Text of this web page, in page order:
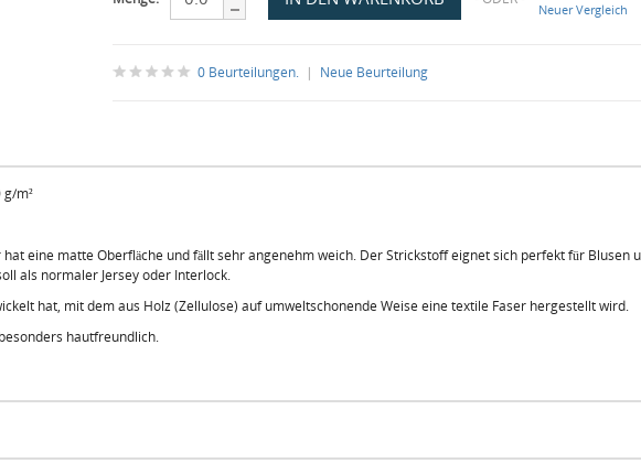
Neuer Vergleich
0 Beurteilungen.| Neue Beurteilung
g/m²
eine matte Oberfläche und fällt sehr angenehm weich. Der Strickstoff eignet sich perfekt für Blusen
als normaler Jersey oder Interlock.
hat, mit dem aus Holz (Zellulose) auf umweltschonende Weise eine textile Faser hergestellt wird.
hautfreundlich.